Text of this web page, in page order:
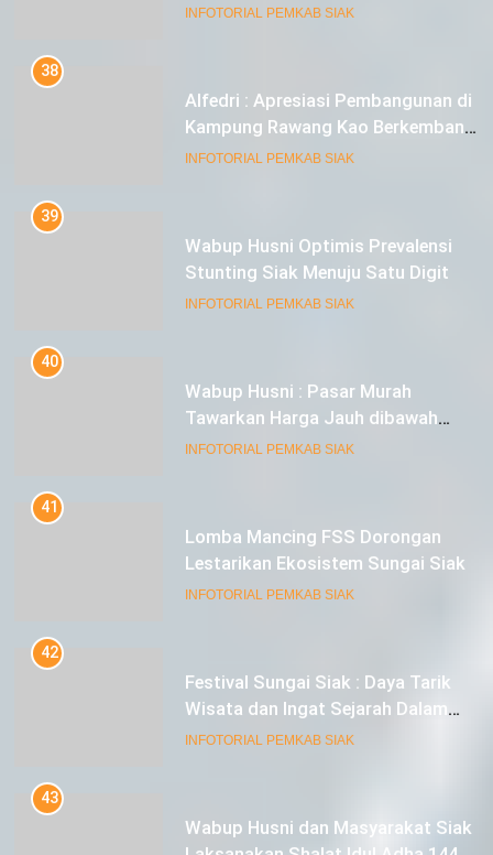
38
Alfedri : Apresiasi Pembangunan di
Kampung Rawang Kao Berkembang
Pesat
39
Wabup Husni Optimis Prevalensi
Stunting Siak Menuju Satu Digit
40
Wabup Husni : Pasar Murah
Tawarkan Harga Jauh dibawah
Pasar Tradisional
41
Lomba Mancing FSS Dorongan
Lestarikan Ekosistem Sungai Siak
42
Festival Sungai Siak : Daya Tarik
Wisata dan Ingat Sejarah Dalam
Lestarikan Peradaban
43
Wabup Husni dan Masyarakat Siak
Laksanakan Shalat Idul Adha 1445